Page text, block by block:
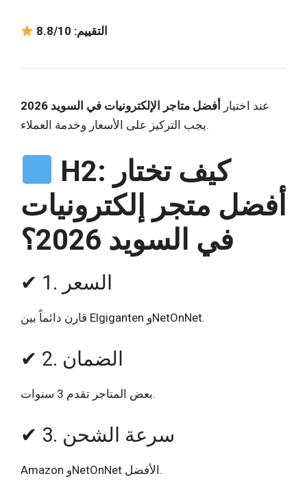
التقييم: 8.8/10
عند اختيار
أفضل متاجر الإلكترونيات في السويد 2026
يجب التركيز على الأسعار وخدمة العملاء.
H2: كيف تختار
أفضل متجر إلكترونيات
في السويد 2026؟
✔ 1. السعر
قارن دائماً بين Elgiganten وNetOnNet.
✔ 2. الضمان
بعض المتاجر تقدم 3 سنوات.
✔ 3. سرعة الشحن
Amazon وNetOnNet الأفضل.